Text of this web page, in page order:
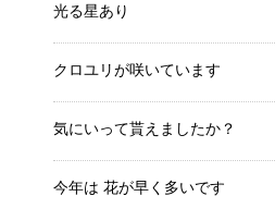
光る星あり
クロユリが咲いています
気にいって貰えましたか？
今年は 花が早く多いです